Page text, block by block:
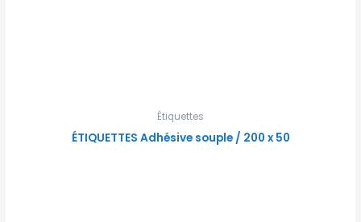
Étiquettes
ÉTIQUETTES Adhésive souple / 200 x 50